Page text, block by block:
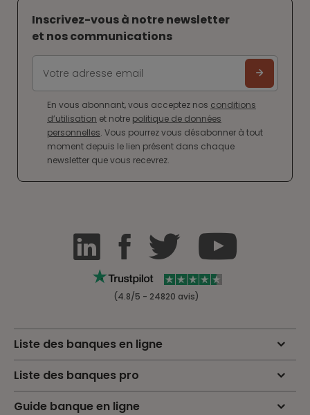
Inscrivez-vous à notre newsletter
et nos communications
En vous abonnant, vous acceptez nos conditions
d’utilisation et notre politique de données
personnelles. Vous pourrez vous désabonner à tout
moment depuis le lien présent dans chaque
newsletter que vous recevrez.
(4.8/5 - 24820 avis)
Liste des banques en ligne
Liste des banques pro
Guide banque en ligne